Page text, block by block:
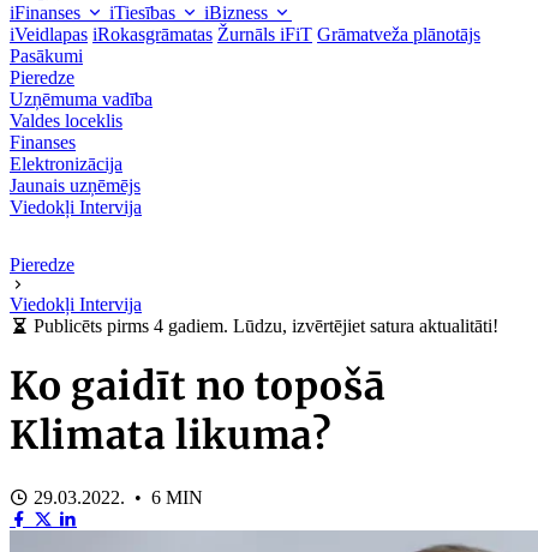
iFinanses iTiesības
iBizness
iVeidlapas iRokasgrāmatas Žurnāls iFiT Grāmatveža plānotājs
Pasākumi
Pieredze
Uzņēmuma vadība
Valdes loceklis
Finanses
Elektronizācija
Jaunais uzņēmējs
Viedokļi Intervija
Pieredze
Viedokļi Intervija
Publicēts pirms 4 gadiem. Lūdzu, izvērtējiet satura aktualitāti!
Ko gaidīt no topošā
Klimata likuma?
29.03.2022. • 6 MIN